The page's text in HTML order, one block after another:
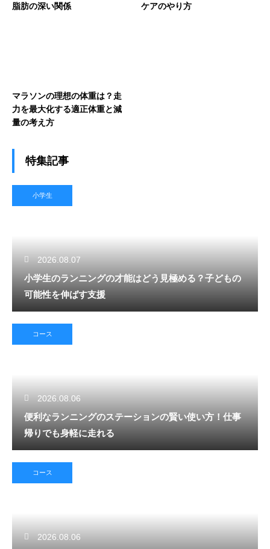
脂肪の深い関係
ケアのやり方
マラソンの理想の体重は？走
力を最大化する適正体重と減
量の考え方
特集記事
小学生
2026.08.07
小学生のランニングの才能はどう見極める？子どもの
可能性を伸ばす支援
コース
2026.08.06
便利なランニングのステーションの賢い使い方！仕事
帰りでも身軽に走れる
コース
2026.08.06